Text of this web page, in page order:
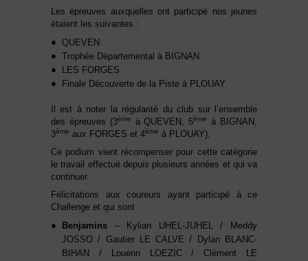
Les épreuves auxquelles ont participé nos jeunes
étaient les suivantes :
QUEVEN
Trophée Départemental à BIGNAN
LES FORGES
Finale Découverte de la Piste à PLOUAY
Il est à noter la régularité du club sur l’ensemble
des épreuves (3ème à QUEVEN, 5ème
à BIGNAN,
3ème aux FORGES et 4ème à PLOUAY).
Ce podium vient récompenser pour cette catégorie
le travail effectué depuis plusieurs années et qui va
continuer.
Félicitations aux coureurs ayant participé à ce
Challenge et qui sont :
Benjamins – Kylian UHEL-JUHEL / Meddy
JOSSO / Gautier LE CALVE / Dylan BLANC-
BIHAN / Louenn LOEZIC / Clément LE